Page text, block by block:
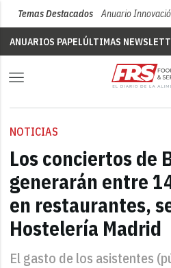
Temas Destacados Anuario
ANUARIOS PAPELÚLTIMAS
NOTICIAS
Los conciertos de
generarán entre
en restaurantes,
Hostelería Madrid
El gasto de los asistentes